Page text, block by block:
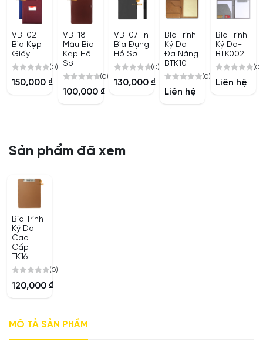
VB-02-
Bìa Kẹp
Giấy
0
(0)
150,000 ₫
VB-18-
Mẫu Bìa
Kẹp Hồ
Sơ
0
(0)
100,000 ₫
VB-07-In
Bìa Đựng
Hồ Sơ
0
(0)
130,000 ₫
Bìa Trình
Ký Da
Đa Năng
BTK10
0
(0)
Liên hệ
Bìa Trình
Ký Da-
BTK002
0
(0)
Liên hệ
Sản phẩm đã xem
Bìa Trình
Ký Da
Cao
Cấp –
TK16
(0)
120,000 ₫
MÔ TẢ SẢN PHẨM